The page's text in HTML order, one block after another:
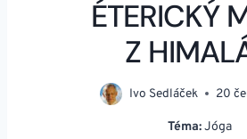
ÉTERICKÝ
Z
Ivo Sedláček 20
Téma:Jóga